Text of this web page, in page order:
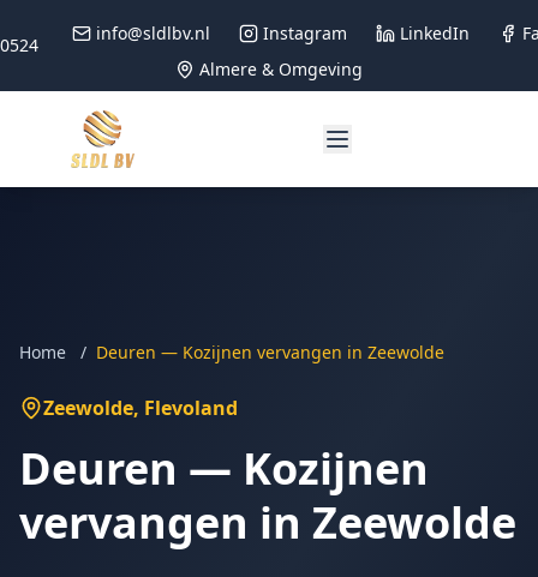
info@sldlbv.nl Instagram LinkedIn
Almere & Omgeving
Home / Deuren — Kozijnen vervangen in Zeewolde
Zeewolde, Flevoland
Deuren — Kozijnen
vervangen in Zeewolde